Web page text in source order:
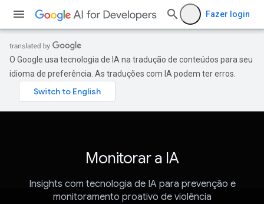
Fazer login
O Google usa tecnologia de IA na tradução de conteúdos para seu
idioma de preferência. As traduções com IA podem ter erros.
Monitorar a IA
Insights com tecnologia de IA para prevenção e
monitoramento proativo de violência